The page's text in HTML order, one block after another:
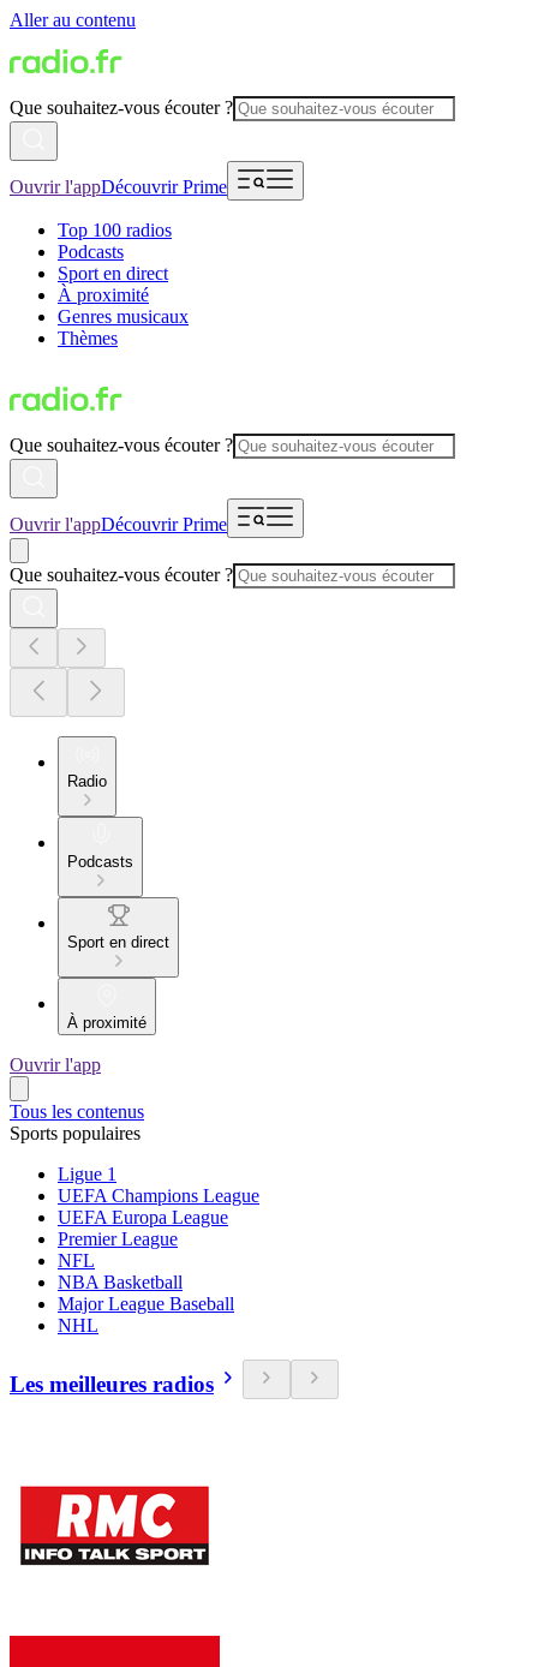
Aller au contenu
Que souhaitez-vous écouter ?
Ouvrir l'appDécouvrir Prime
Top 100 radios
Podcasts
Sport en direct
À proximité
Genres musicaux
Thèmes
Que souhaitez-vous écouter ?
Ouvrir l'appDécouvrir Prime
Que souhaitez-vous écouter ?
Radio
Podcasts
Sport en direct
À proximité
Ouvrir l'app
Tous les contenus
Sports populaires
Ligue 1
UEFA Champions League
UEFA Europa League
Premier League
NFL
NBA Basketball
Major League Baseball
NHL
Les meilleures radios